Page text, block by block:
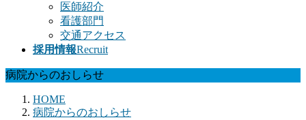
医師紹介
看護部門
交通アクセス
採用情報Recruit
病院からのおしらせ
HOME
病院からのおしらせ